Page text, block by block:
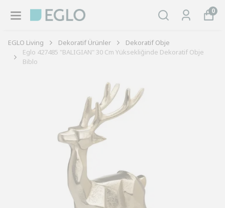
0
EGLO Living Dekoratif Ürünler
Dekoratif Obje
Eglo 427485 "BALIGIAN" 30 Cm Yüksekliğinde Dekoratif Obje
Biblo